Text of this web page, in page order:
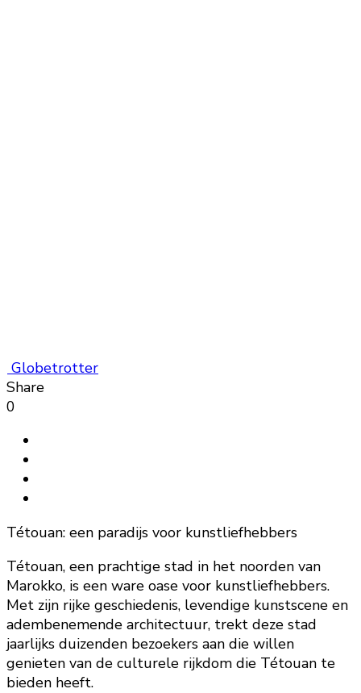
Globetrotter
Share
0
Tétouan: een paradijs voor kunstliefhebbers
Tétouan, een prachtige stad in het noorden van
Marokko, is een ware oase voor kunstliefhebbers.
Met zijn rijke geschiedenis, levendige kunstscene en
adembenemende architectuur, trekt deze stad
jaarlijks duizenden bezoekers aan die willen
genieten van de culturele rijkdom die Tétouan te
bieden heeft.